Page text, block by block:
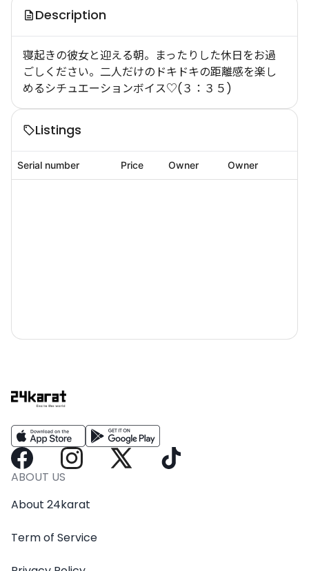
Description
寝起きの彼女と迎える朝。まったりした休日をお過
ごしください。二人だけのドキドキの距離感を楽し
めるシチュエーションボイス♡(３：３５)
Listings
Serial number Price Owner Owner
ABOUT US
About 24karat
Term of Service